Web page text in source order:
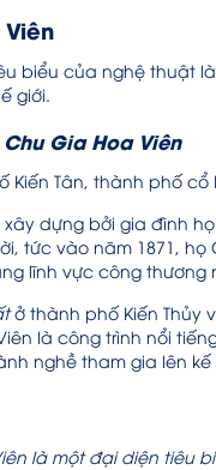
biểu của nghệ thuật
giới.
Gia Hoa Viên
Tân, thành phố cổ
dựng bởi gia đình
tức vào năm 1871,
lĩnh vực công
ở thành phố Kiến Thủy
là công trình nổi
nghề tham gia lên
là một đại diện tiêu